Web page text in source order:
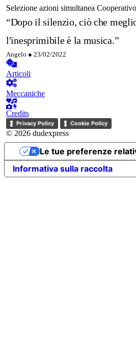
Selezione azioni simultanea Cooperativo
“Dopo il silenzio, ciò che
l'inesprimibile è la musica.”
Angelo ● 23/02/2022
Articoli
Meccaniche
Credits
Privacy Policy Cookie Policy
© 2026 dudexpress
Informativa sulla raccolta
Le tue preferenze